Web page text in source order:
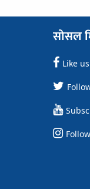
सोसल
Like